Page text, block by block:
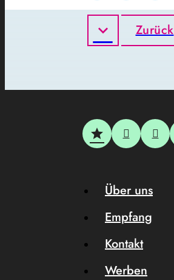
Zurück
Über uns
Empfang
Kontakt
Werben